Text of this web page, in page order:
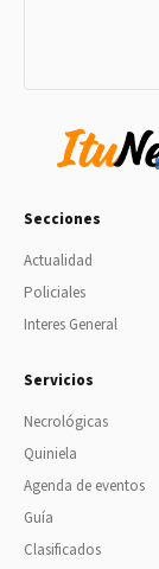
Secciones
Actualidad
Policiales
Interes General
Servicios
Necrológicas
Quiniela
Agenda de eventos
Guía
Clasificados